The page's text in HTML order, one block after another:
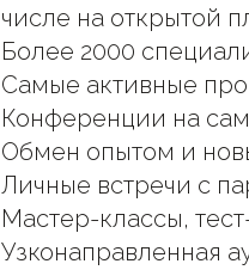
числе на открытой
Более 2000
Самые активные
Конференции на
Обмен опытом и
Личные встречи с
Мастер-классы,
Узконаправленная